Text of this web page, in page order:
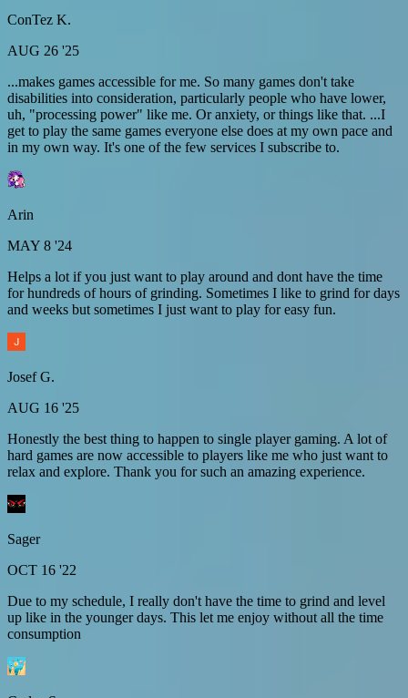
ConTez K.
AUG 26 '25
...makes games accessible for me. So many games don't take
disabilities into consideration, particularly people who have lower,
uh, "processing power" like me. Or anxiety, or things like that. ...I
get to play the same games everyone else does at my own pace and
in my own way. It's one of the few services I subscribe to.
Arin
MAY 8 '24
Helps a lot if you just want to play around and dont have the time
for hundreds of hours of grinding. Sometimes I like to grind for days
and weeks but sometimes I just want to play for easy fun.
Josef G.
AUG 16 '25
Honestly the best thing to happen to single player gaming. A lot of
hard games are now accessible to players like me who just want to
relax and explore. Thank you for such an amazing experience.
Sager
OCT 16 '22
Due to my schedule, I really don't have the time to grind and level
up like in the younger days. This let me enjoy without all the time
consumption